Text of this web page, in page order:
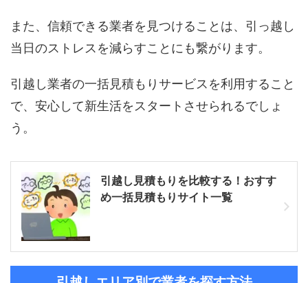
また、信頼できる業者を見つけることは、引っ越し
当日のストレスを減らすことにも繋がります。
引越し業者の一括見積もりサービスを利用すること
で、安心して新生活をスタートさせられるでしょ
う。
引越し見積もりを比較する！おすす
め一括見積もりサイト一覧